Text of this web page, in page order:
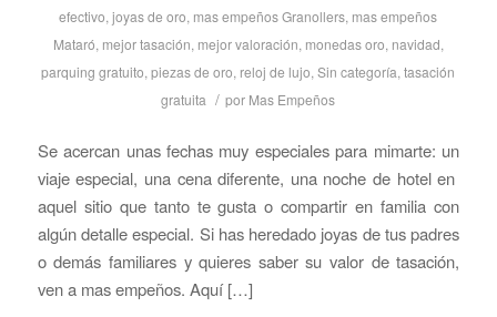
efectivo,joyas de oro, mas empeños Granollers, mas empeños
Mataró, mejor tasación, mejor valoración, monedas oro, navidad,
parquing gratuito,piezas de oro, reloj de lujo,Sin categoría,tasación
gratuita / por Mas Empeños
Se acercan unas fechas muy especiales para mimarte: un
viaje especial, una cena diferente, una noche de hotel en
aquel sitio que tanto te gusta o compartir en familia con
algún detalle especial. Si has heredado joyas de tus padres
o demás familiares y quieres saber su valor de tasación,
ven a mas empeños. Aquí […]